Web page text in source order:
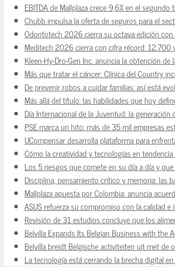
EBITDA de Mallplaza crece 9,6% en el
Chubb impulsa la oferta de seguros para el
Odontotech 2026 cierra su octava edición
Meditech 2026 cierra con cifra récord:
Kleen-Hy-Dro-Gen Inc. anuncia la obtención
Más que tratar el cáncer: Clínica del Country
De prevenir robos a cuidar familias: así está
Más allá del título: las habilidades que hoy
Día Internacional de la Juventud: la
PSE marca un hito: más de 35 mil empresas
UCompensar desarrolla plataforma para
Cómo la creatividad y tecnologías en
Los 5 riesgos que comete en su día a día y
Disciplina, pensamiento crítico y memoria: las
Mallplaza apuesta por Colombia: anuncia
ASUS refuerza su compromiso con la calidad
Revisión de 31 estudios concluye que los
Belvilla Expands Its Belgian Business with the
Belvilla breidt Belgische activiteiten uit met de
La tecnología está cerrando la brecha digital